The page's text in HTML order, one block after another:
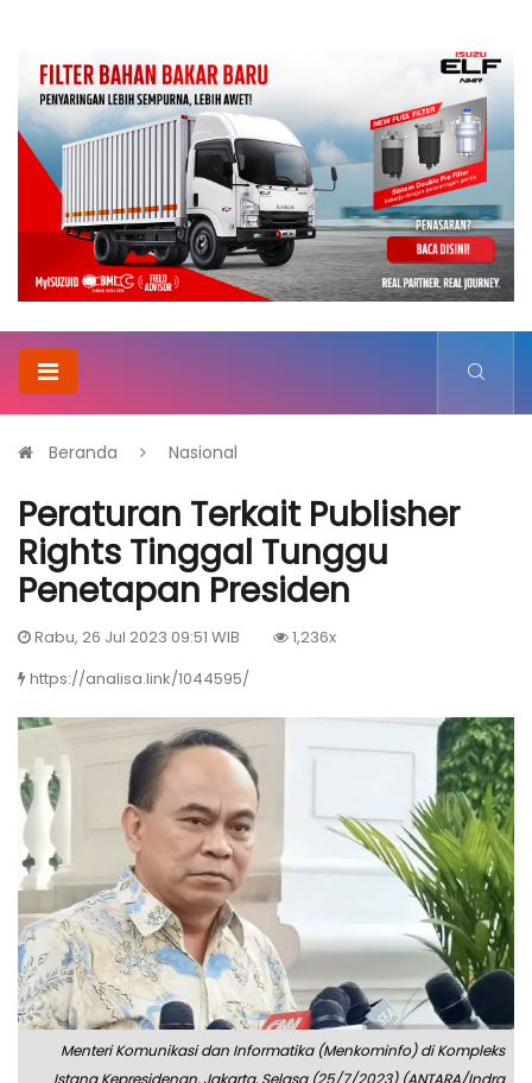
Beranda Nasional
Peraturan Terkait Publisher
Rights Tinggal Tunggu
Penetapan Presiden
Rabu, 26 Jul 2023 09:51 WIB
1,236x
https://analisa.link/1044595/
Menteri Komunikasi dan Informatika (Menkominfo) di Kompleks
Istana Kepresidenan, Jakarta, Selasa (25/7/2023) (ANTARA/Indra